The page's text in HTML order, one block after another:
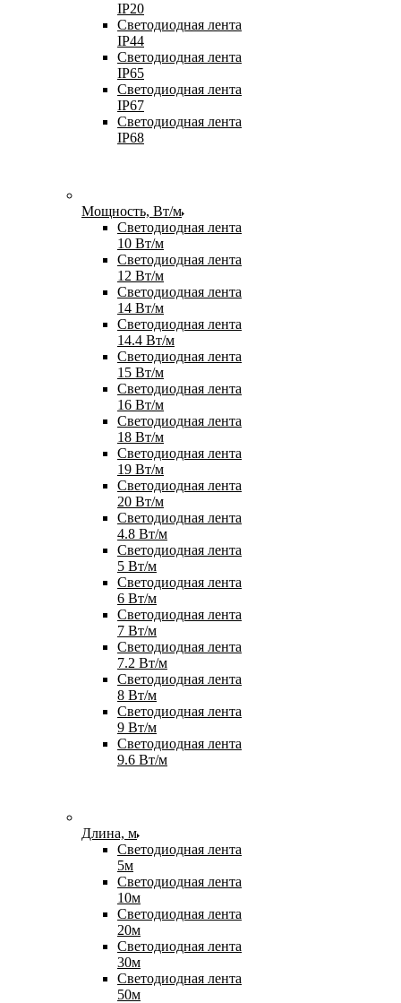
IP20
Светодиодная лента
IP44
Светодиодная лента
IP65
Светодиодная лента
IP67
Светодиодная лента
IP68
Мощность, Вт/м
Светодиодная лента
10 Вт/м
Светодиодная лента
12 Вт/м
Светодиодная лента
14 Вт/м
Светодиодная лента
14.4 Вт/м
Светодиодная лента
15 Вт/м
Светодиодная лента
16 Вт/м
Светодиодная лента
18 Вт/м
Светодиодная лента
19 Вт/м
Светодиодная лента
20 Вт/м
Светодиодная лента
4.8 Вт/м
Светодиодная лента
5 Вт/м
Светодиодная лента
6 Вт/м
Светодиодная лента
7 Вт/м
Светодиодная лента
7.2 Вт/м
Светодиодная лента
8 Вт/м
Светодиодная лента
9 Вт/м
Светодиодная лента
9.6 Вт/м
Длина, м
Светодиодная лента
5м
Светодиодная лента
10м
Светодиодная лента
20м
Светодиодная лента
30м
Светодиодная лента
50м